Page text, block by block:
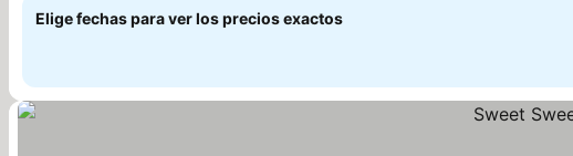
Elige fechas para ver los precios exactos